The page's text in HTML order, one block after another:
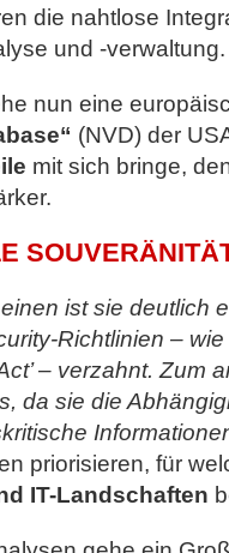
die nahtlose
und -verwaltung.
nun eine
(NVD) der
mit sich bringe,
einen ist sie deutlich
Richtlinien – wie
– verzahnt. Zum
da sie die
priorisieren, für
IT-Landschaften